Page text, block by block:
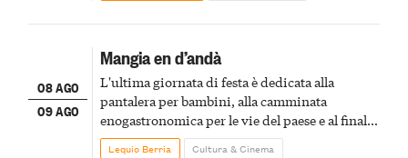
08 AGO
09 AGO
Mangia en d’andà
L'ultima giornata di festa è dedicata alla
pantalera per bambini, alla camminata
enogastronomica per le vie del paese e al finale
pirotecnico
Lequio Berria Cultura & Cinema